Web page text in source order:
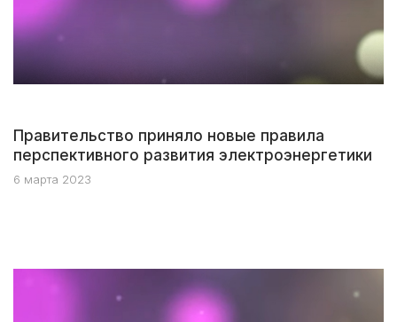
Правительство приняло новые правила
перспективного развития электроэнергетики
6 марта 2023